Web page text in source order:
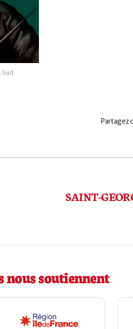
Partagez
SAINT-
nous soutiennent